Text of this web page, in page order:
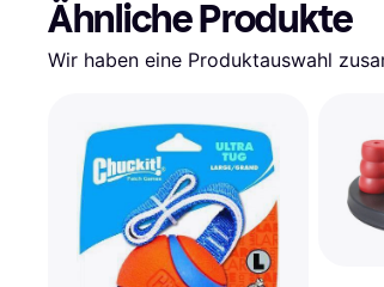
Ähnliche Produkte
Wir haben eine Produktauswahl